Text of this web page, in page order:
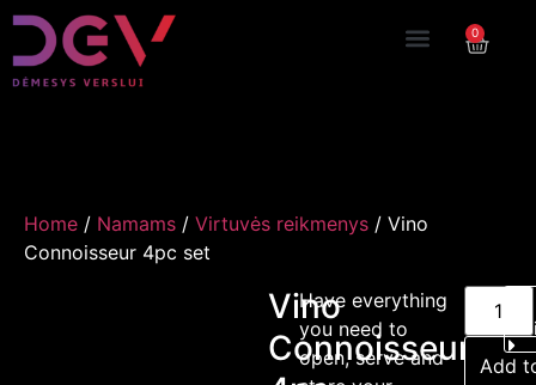
0
Home / Namams / Virtuvės reikmenys / Vino
Connoisseur 4pc set
Vino
Connoisseur
Have everything
you need to
open, serve and
Add